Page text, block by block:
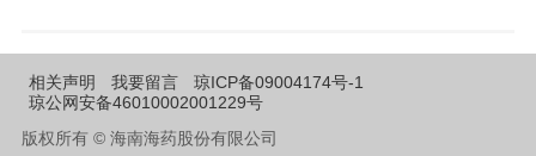
相关声明 我要留言
琼ICP备09004174号-1
琼公网安备46010002001229号
版权所有 © 海南海药股份有限公司